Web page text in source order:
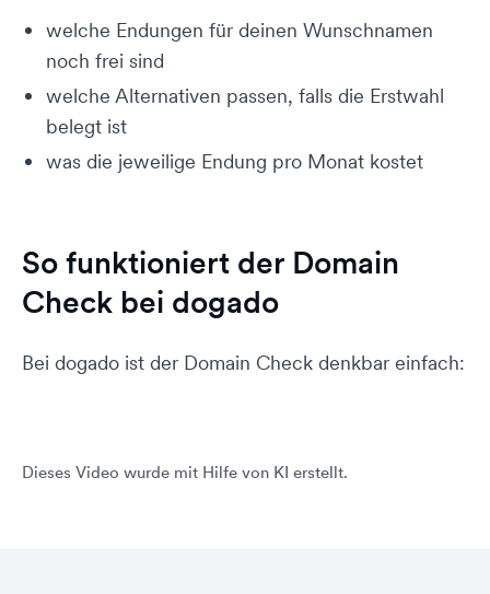
welche Endungen für deinen Wunschnamen
noch frei sind
welche Alternativen passen, falls die Erstwahl
belegt ist
was die jeweilige Endung pro Monat kostet
So funktioniert der Domain
Check bei dogado
Bei dogado ist der Domain Check denkbar einfach:
Dieses Video wurde mit Hilfe von KI erstellt.